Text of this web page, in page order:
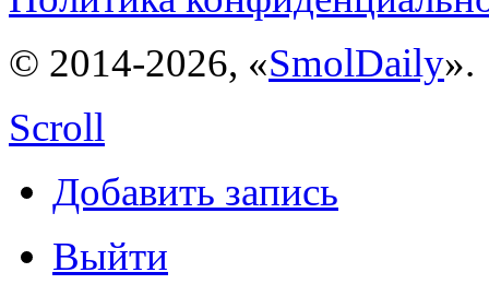
© 2014-2026, «SmolDaily».
Scroll
Добавить запись
Выйти